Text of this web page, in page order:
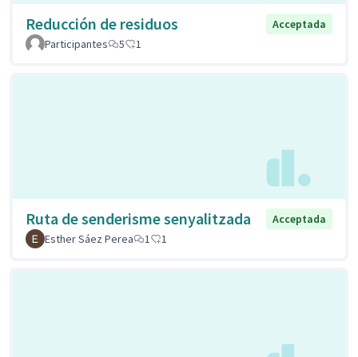
Reducción de residuos
Acceptada
Participantes
5 1
Ruta de senderisme senyalitzada
Acceptada
Esther Sáez Perea
1 1